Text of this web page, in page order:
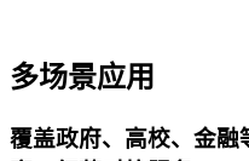
多场景应用
覆盖政府、高校、金融